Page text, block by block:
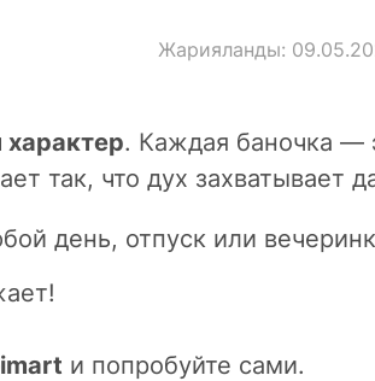
Жарияланды:
характер. Каждая баночка —
так, что дух захватывает
день, отпуск или
и попробуйте сами.